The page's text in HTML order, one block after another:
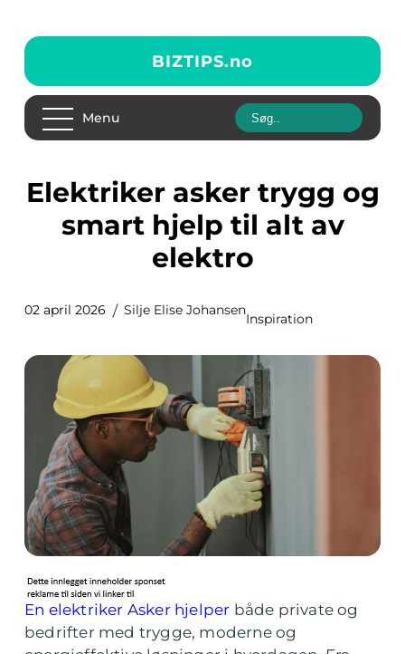
BIZTIPS.no
Menu
Elektriker asker trygg og
smart hjelp til alt av
elektro
02 april 2026 Silje Elise Johansen
Inspiration
En elektriker Asker hjelper både private og
bedrifter med trygge, moderne og